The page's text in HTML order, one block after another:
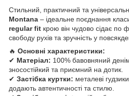
Стильний, практичний та
Montana – ідеальне поєднання
regular fit крою він чудово сідає по
свободу рухів та зручність у
🔥 Основні характеристики:
✔ Матеріал: 100% бавовняний
зносостійкий та приємний на дотик.
✔ Застібка куртки: металеві
додають автентичності та стилю.